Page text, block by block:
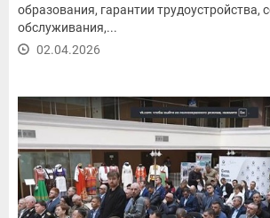
образования, гарантии трудоустройства,
обслуживания,...
02.04.2026